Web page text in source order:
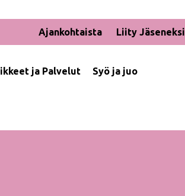
Ajankohtaista
Liity Jäseneksi
ja Palvelut Syö ja juo